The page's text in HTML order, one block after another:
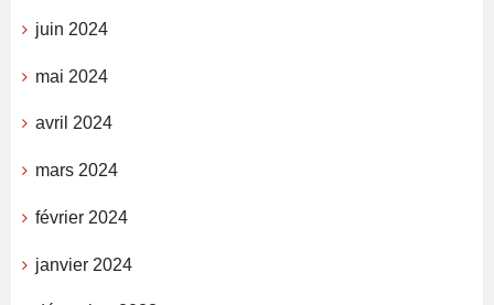
juin 2024
mai 2024
avril 2024
mars 2024
février 2024
janvier 2024